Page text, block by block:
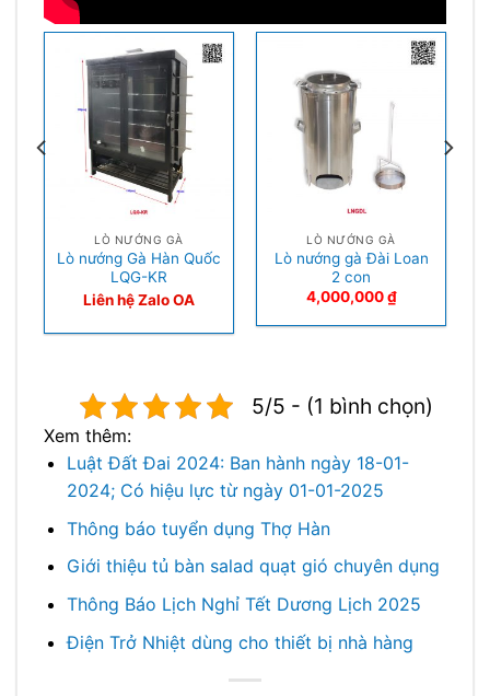
LÒ NƯỚNG GÀ
Lò nướng Gà Hàn Quốc
LQG-KR
Liên hệ Zalo OA
LÒ NƯỚNG GÀ
Lò nướng gà Đài Loan
2 con
4,000,000₫
5/5 - (1 bình chọn)
Xem thêm:
Luật Đất Đai 2024: Ban hành ngày 18-01-
2024; Có hiệu lực từ ngày 01-01-2025
Thông báo tuyển dụng Thợ Hàn
Giới thiệu tủ bàn salad quạt gió chuyên dụng
Thông Báo Lịch Nghỉ Tết Dương Lịch 2025
Điện Trở Nhiệt dùng cho thiết bị nhà hàng